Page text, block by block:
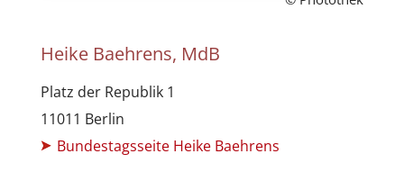
Heike Baehrens, MdB
Platz der Republik 1
11011 Berlin
Bundestagsseite Heike Baehrens